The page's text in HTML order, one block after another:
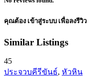
คุณต้อง เข้าสู่ระบบ เพื่อลงรีวิว
Similar Listings
45
ประจวบคีรีขันธ์, หัวหิน